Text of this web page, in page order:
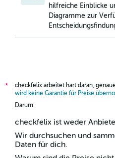
hilfreiche Einblicke
Diagramme zur
*
checkfelix arbeitet hart daran,
wird keine Garantie für Preise
Darum:
checkfelix ist weder
Wir durchsuchen und
Daten für dich.